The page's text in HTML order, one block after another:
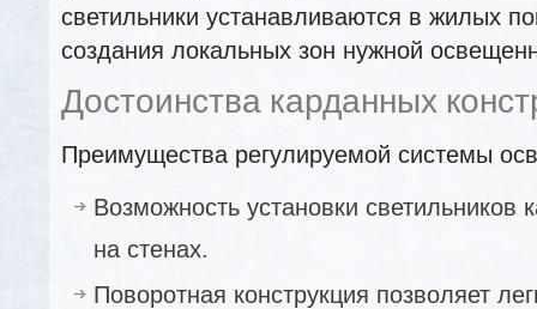
светильники устанавливаются в жилых
создания локальных зон нужной
Достоинства карданных
Преимущества регулируемой системы
Возможность установки светильников
на стенах.
Поворотная конструкция позволяет